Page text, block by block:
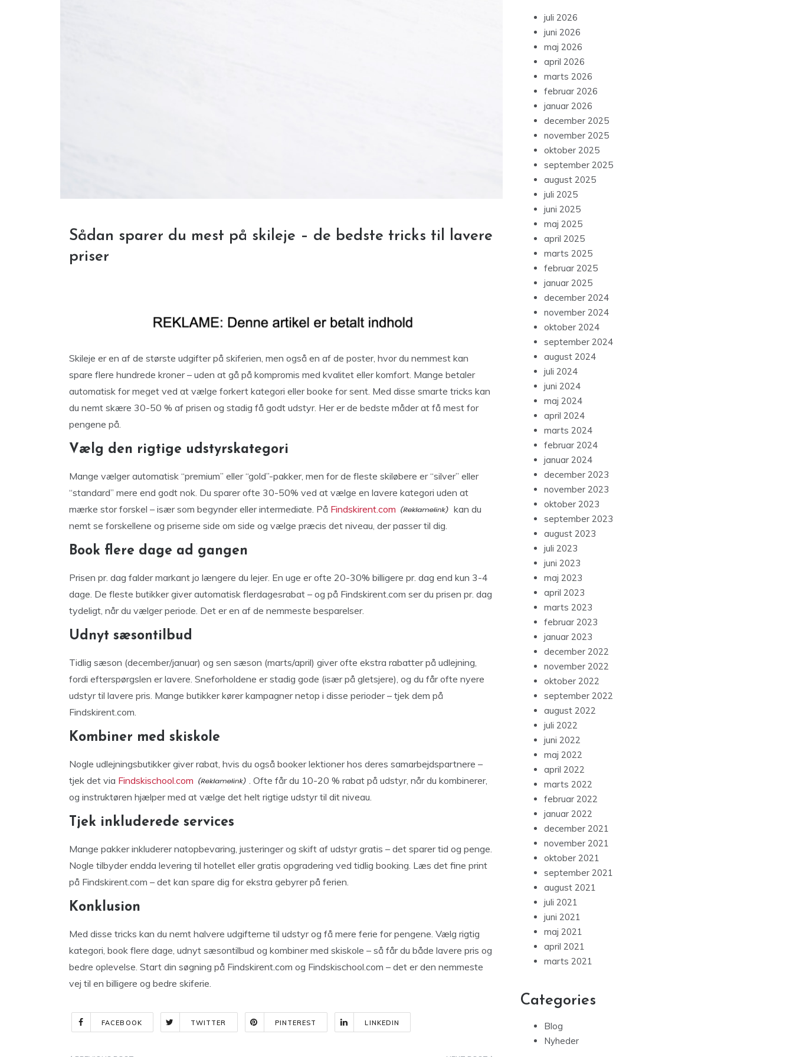
Sådan sparer du mest på skileje – de bedste tricks til lavere
priser
Skileje er en af de største udgifter på skiferien, men også en af de poster, hvor du nemmest kan
spare flere hundrede kroner – uden at gå på kompromis med kvalitet eller komfort. Mange betaler
automatisk for meget ved at vælge forkert kategori eller booke for sent. Med disse smarte tricks kan
du nemt skære 30-50 % af prisen og stadig få godt udstyr. Her er de bedste måder at få mest for
pengene på.
Vælg den rigtige udstyrskategori
Mange vælger automatisk “premium” eller “gold”-pakker, men for de fleste skiløbere er “silver” eller
“standard” mere end godt nok. Du sparer ofte 30-50% ved at vælge en lavere kategori uden at
mærke stor forskel – især som begynder eller intermediate. På Findskirent.com
kan du
nemt se forskellene og priserne side om side og vælge præcis det niveau, der passer til dig.
Book flere dage ad gangen
Prisen pr. dag falder markant jo længere du lejer. En uge er ofte 20-30% billigere pr. dag end kun 3-4
dage. De fleste butikker giver automatisk flerdagesrabat – og på Findskirent.com ser du prisen pr. dag
tydeligt, når du vælger periode. Det er en af de nemmeste besparelser.
Udnyt sæsontilbud
Tidlig sæson (december/januar) og sen sæson (marts/april) giver ofte ekstra rabatter på udlejning,
fordi efterspørgslen er lavere. Sneforholdene er stadig gode (især på gletsjere), og du får ofte nyere
udstyr til lavere pris. Mange butikker kører kampagner netop i disse perioder – tjek dem på
Findskirent.com.
Kombiner med skiskole
Nogle udlejningsbutikker giver rabat, hvis du også booker lektioner hos deres samarbejdspartnere –
tjek det via Findskischool.com
. Ofte får du 10-20 % rabat på udstyr, når du kombinerer,
og instruktøren hjælper med at vælge det helt rigtige udstyr til dit niveau.
Tjek inkluderede services
Mange pakker inkluderer natopbevaring, justeringer og skift af udstyr gratis – det sparer tid og penge.
Nogle tilbyder endda levering til hotellet eller gratis opgradering ved tidlig booking. Læs det fine print
på Findskirent.com – det kan spare dig for ekstra gebyrer på ferien.
Konklusion
Med disse tricks kan du nemt halvere udgifterne til udstyr og få mere ferie for pengene. Vælg rigtig
kategori, book flere dage, udnyt sæsontilbud og kombiner med skiskole – så får du både lavere pris og
bedre oplevelse. Start din søgning på Findskirent.com og Findskischool.com – det er den nemmeste
vej til en billigere og bedre skiferie.
FACEBOOK TWITTER PINTEREST LINKEDIN
juli 2026
juni 2026
maj 2026
april 2026
marts 2026
februar 2026
januar 2026
december 2025
november 2025
oktober 2025
september 2025
august 2025
juli 2025
juni 2025
maj 2025
april 2025
marts 2025
februar 2025
januar 2025
december 2024
november 2024
oktober 2024
september 2024
august 2024
juli 2024
juni 2024
maj 2024
april 2024
marts 2024
februar 2024
januar 2024
december 2023
november 2023
oktober 2023
september 2023
august 2023
juli 2023
juni 2023
maj 2023
april 2023
marts 2023
februar 2023
januar 2023
december 2022
november 2022
oktober 2022
september 2022
august 2022
juli 2022
juni 2022
maj 2022
april 2022
marts 2022
februar 2022
januar 2022
december 2021
november 2021
oktober 2021
september 2021
august 2021
juli 2021
juni 2021
maj 2021
april 2021
marts 2021
Categories
Blog
Nyheder